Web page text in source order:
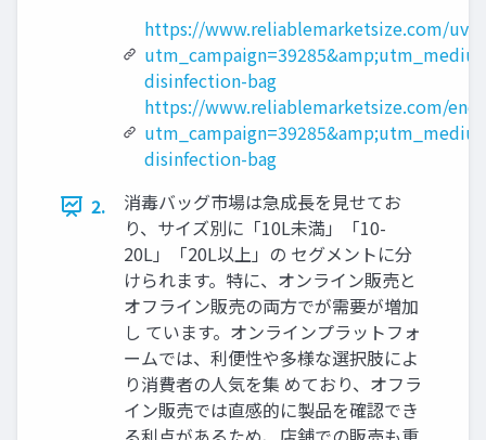
https://www.reliablemarketsize.com/uv-
disinfection-bag
https://www.reliablemarketsize.com/
disinfection-bag
2.
消毒バッグ市場は急成長を見せてお
り、サイズ別に「10L未満」「10-
20L」「20L以上」の セグメントに分
けられます。特に、オンライン販売と
オフライン販売の両方でが需要が増加
し ています。オンラインプラットフォ
ームでは、利便性や多様な選択肢によ
り消費者の人気を集 めており、オフラ
イン販売では直感的に製品を確認でき